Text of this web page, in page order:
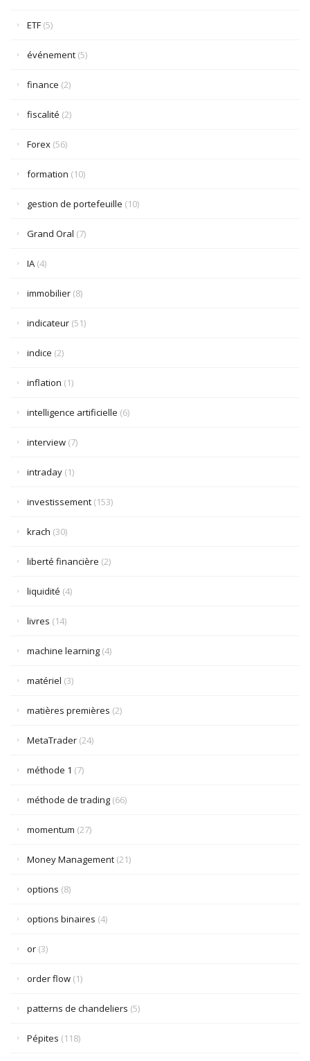
ETF (5)
événement (5)
finance (2)
fiscalité (2)
Forex (56)
formation (10)
gestion de portefeuille (10)
Grand Oral (7)
IA (4)
immobilier (8)
indicateur (51)
indice (2)
inflation (1)
intelligence artificielle (6)
interview (7)
intraday (1)
investissement (153)
krach (30)
liberté financière (2)
liquidité (4)
livres (14)
machine learning (4)
matériel (3)
matières premières (2)
MetaTrader (24)
méthode 1 (7)
méthode de trading (66)
momentum (27)
Money Management (21)
options (8)
options binaires (4)
or (3)
order flow (1)
patterns de chandeliers (5)
Pépites (118)